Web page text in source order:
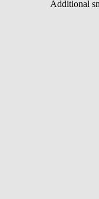
Additional